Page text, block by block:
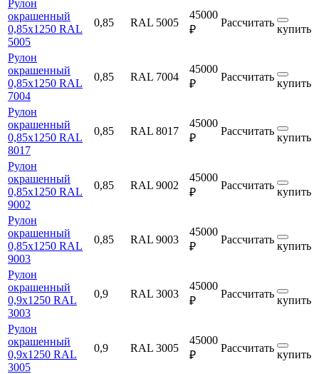
Рулон
окрашенный
0,85х1250 RAL
5005
0,85 RAL 5005
45000
₽
Рассчитать
купить
Рулон
окрашенный
0,85х1250 RAL
7004
0,85 RAL 7004
45000
₽
Рассчитать
купить
Рулон
окрашенный
0,85х1250 RAL
8017
0,85 RAL 8017
45000
₽
Рассчитать
купить
Рулон
окрашенный
0,85х1250 RAL
9002
0,85 RAL 9002
45000
₽
Рассчитать
купить
Рулон
окрашенный
0,85х1250 RAL
9003
0,85 RAL 9003
45000
₽
Рассчитать
купить
Рулон
окрашенный
0,9х1250 RAL
3003
0,9 RAL 3003
45000
₽
Рассчитать
купить
Рулон
окрашенный
0,9х1250 RAL
3005
0,9 RAL 3005
45000
₽
Рассчитать
купить